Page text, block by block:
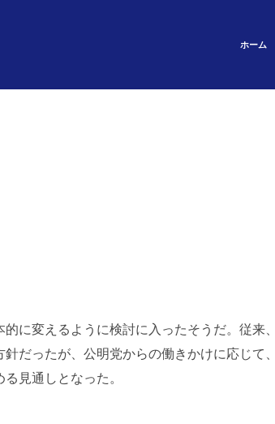
ホーム
に変えるように検討に入ったそうだ。従来
だったが、公明党からの働きかけに応じて
見通しとなった。